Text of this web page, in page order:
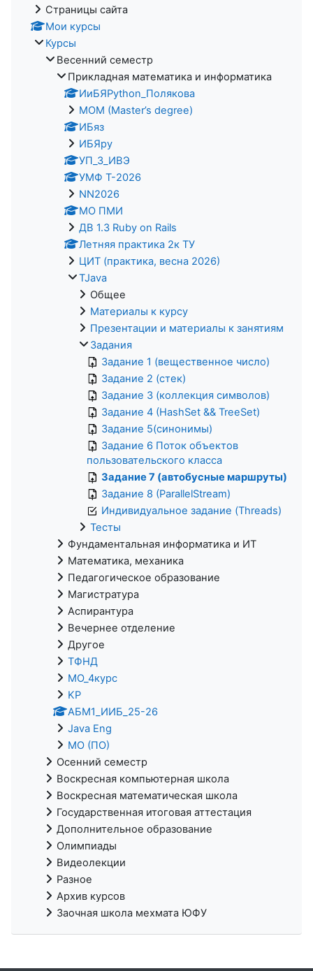
Страницы сайта
Мои курсы
Курсы
Весенний семестр
Прикладная математика и информатика
ИиБЯPython_Полякова
MOM (Master’s degree)
ИБяз
ИБЯpy
УП_3_ИВЭ
УМФ Т-2026
NN2026
МО ПМИ
ДВ 1.3 Ruby on Rails
Летняя практика 2к ТУ
ЦИТ (практика, весна 2026)
TJava
Общее
Материалы к курсу
Презентации и материалы к занятиям
Задания
Задание 1 (вещественное число)
Задание 2 (стек)
Задание 3 (коллекция символов)
Задание 4 (HashSet && TreeSet)
Задание 5(синонимы)
Задание 6 Поток объектов
пользовательского класса
Задание 7 (автобусные маршруты)
Задание 8 (ParallelStream)
Индивидуальное задание (Threads)
Тесты
Фундаментальная информатика и ИТ
Математика, механика
Педагогическое образование
Магистратура
Аспирантура
Вечернее отделение
Другое
ТФНД
МО_4курс
KP
АБМ1_ИИБ_25-26
Java Eng
МО (ПО)
Осенний семестр
Воскресная компьютерная школа
Воскресная математическая школа
Государственная итоговая аттестация
Дополнительное образование
Олимпиады
Видеолекции
Разное
Архив курсов
Заочная школа мехмата ЮФУ